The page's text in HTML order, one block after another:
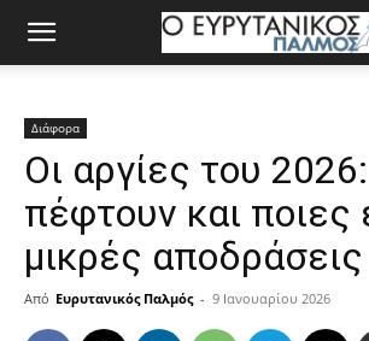
Διάφορα
Οι αργίες του
πέφτουν και ποιες
μικρές αποδράσεις
Από Ευρυτανικός Παλμός - 9 Ιανουαρίου 2026